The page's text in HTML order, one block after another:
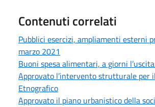
Contenuti correlati
Pubblici esercizi, ampliamenti esterni
marzo 2021
Buoni spesa alimentari, a giorni
Approvato l’intervento strutturale per
Etnografico
Approvato il piano urbanistico della